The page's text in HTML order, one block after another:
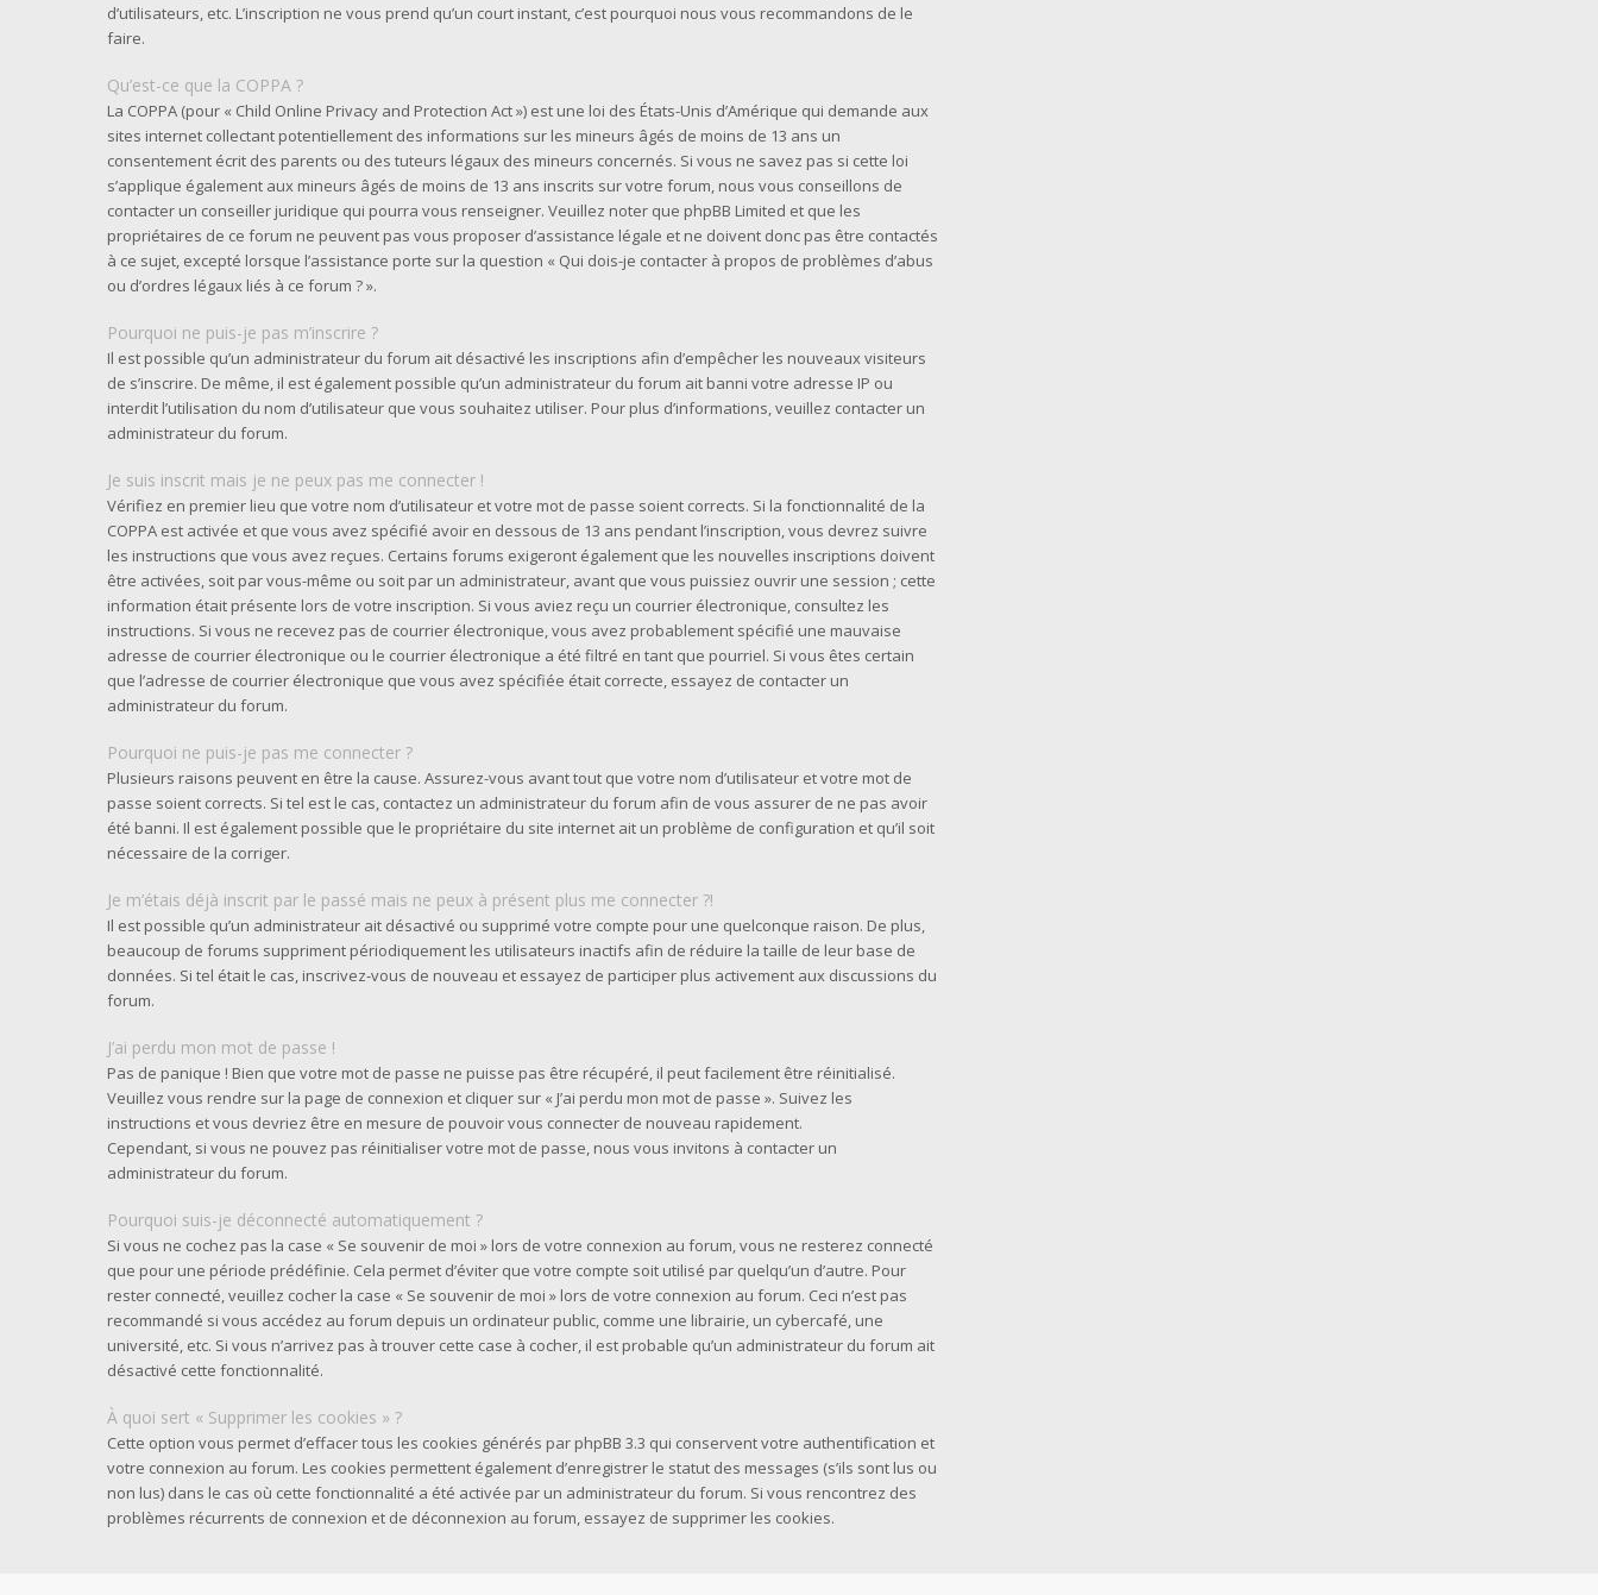
d’utilisateurs, etc. L’inscription ne vous prend qu’un court instant, c’est pourquoi nous vous recommandons de le
faire.
Qu’est-ce que la COPPA ?
La COPPA (pour « Child Online Privacy and Protection Act ») est une loi des États-Unis d’Amérique qui demande aux
sites internet collectant potentiellement des informations sur les mineurs âgés de moins de 13 ans un
consentement écrit des parents ou des tuteurs légaux des mineurs concernés. Si vous ne savez pas si cette loi
s’applique également aux mineurs âgés de moins de 13 ans inscrits sur votre forum, nous vous conseillons de
contacter un conseiller juridique qui pourra vous renseigner. Veuillez noter que phpBB Limited et que les
propriétaires de ce forum ne peuvent pas vous proposer d’assistance légale et ne doivent donc pas être contactés
à ce sujet, excepté lorsque l’assistance porte sur la question « Qui dois-je contacter à propos de problèmes d’abus
ou d’ordres légaux liés à ce forum ? ».
Pourquoi ne puis-je pas m’inscrire ?
Il est possible qu’un administrateur du forum ait désactivé les inscriptions afin d’empêcher les nouveaux visiteurs
de s’inscrire. De même, il est également possible qu’un administrateur du forum ait banni votre adresse IP ou
interdit l’utilisation du nom d’utilisateur que vous souhaitez utiliser. Pour plus d’informations, veuillez contacter un
administrateur du forum.
Je suis inscrit mais je ne peux pas me connecter !
Vérifiez en premier lieu que votre nom d’utilisateur et votre mot de passe soient corrects. Si la fonctionnalité de la
COPPA est activée et que vous avez spécifié avoir en dessous de 13 ans pendant l’inscription, vous devrez suivre
les instructions que vous avez reçues. Certains forums exigeront également que les nouvelles inscriptions doivent
être activées, soit par vous-même ou soit par un administrateur, avant que vous puissiez ouvrir une session ; cette
information était présente lors de votre inscription. Si vous aviez reçu un courrier électronique, consultez les
instructions. Si vous ne recevez pas de courrier électronique, vous avez probablement spécifié une mauvaise
adresse de courrier électronique ou le courrier électronique a été filtré en tant que pourriel. Si vous êtes certain
que l’adresse de courrier électronique que vous avez spécifiée était correcte, essayez de contacter un
administrateur du forum.
Pourquoi ne puis-je pas me connecter ?
Plusieurs raisons peuvent en être la cause. Assurez-vous avant tout que votre nom d’utilisateur et votre mot de
passe soient corrects. Si tel est le cas, contactez un administrateur du forum afin de vous assurer de ne pas avoir
été banni. Il est également possible que le propriétaire du site internet ait un problème de configuration et qu’il soit
nécessaire de la corriger.
Je m’étais déjà inscrit par le passé mais ne peux à présent plus me connecter ?!
Il est possible qu’un administrateur ait désactivé ou supprimé votre compte pour une quelconque raison. De plus,
beaucoup de forums suppriment périodiquement les utilisateurs inactifs afin de réduire la taille de leur base de
données. Si tel était le cas, inscrivez-vous de nouveau et essayez de participer plus activement aux discussions du
forum.
J’ai perdu mon mot de passe !
Pas de panique ! Bien que votre mot de passe ne puisse pas être récupéré, il peut facilement être réinitialisé.
Veuillez vous rendre sur la page de connexion et cliquer sur « J’ai perdu mon mot de passe ». Suivez les
instructions et vous devriez être en mesure de pouvoir vous connecter de nouveau rapidement.
Cependant, si vous ne pouvez pas réinitialiser votre mot de passe, nous vous invitons à contacter un
administrateur du forum.
Pourquoi suis-je déconnecté automatiquement ?
Si vous ne cochez pas la case « Se souvenir de moi » lors de votre connexion au forum, vous ne resterez connecté
que pour une période prédéfinie. Cela permet d’éviter que votre compte soit utilisé par quelqu’un d’autre. Pour
rester connecté, veuillez cocher la case « Se souvenir de moi » lors de votre connexion au forum. Ceci n’est pas
recommandé si vous accédez au forum depuis un ordinateur public, comme une librairie, un cybercafé, une
université, etc. Si vous n’arrivez pas à trouver cette case à cocher, il est probable qu’un administrateur du forum ait
désactivé cette fonctionnalité.
À quoi sert « Supprimer les cookies » ?
Cette option vous permet d’effacer tous les cookies générés par phpBB 3.3 qui conservent votre authentification et
votre connexion au forum. Les cookies permettent également d’enregistrer le statut des messages (s’ils sont lus ou
non lus) dans le cas où cette fonctionnalité a été activée par un administrateur du forum. Si vous rencontrez des
problèmes récurrents de connexion et de déconnexion au forum, essayez de supprimer les cookies.